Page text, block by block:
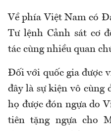
Về phía Việt Nam có
Tư lệnh Cảnh sát cơ
tác cùng nhiều quan
Đối với quốc gia được
đây là sự kiện vô cùng
họ được đón ngựa do
tiên tặng ngựa cho